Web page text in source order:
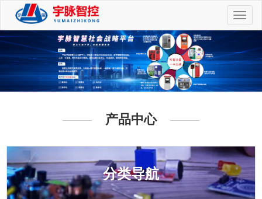
切
换
航
产品中心
分类导航